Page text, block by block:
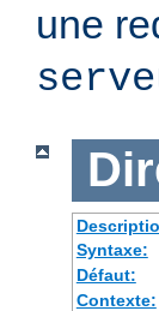
une
Syntaxe:
Défaut:
Contexte: